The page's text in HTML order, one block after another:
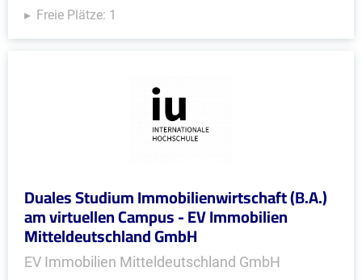
Freie Plätze: 1
Duales Studium Immobilienwirtschaft (B.A.)
am virtuellen Campus - EV Immobilien
Mitteldeutschland GmbH
EV Immobilien Mitteldeutschland GmbH